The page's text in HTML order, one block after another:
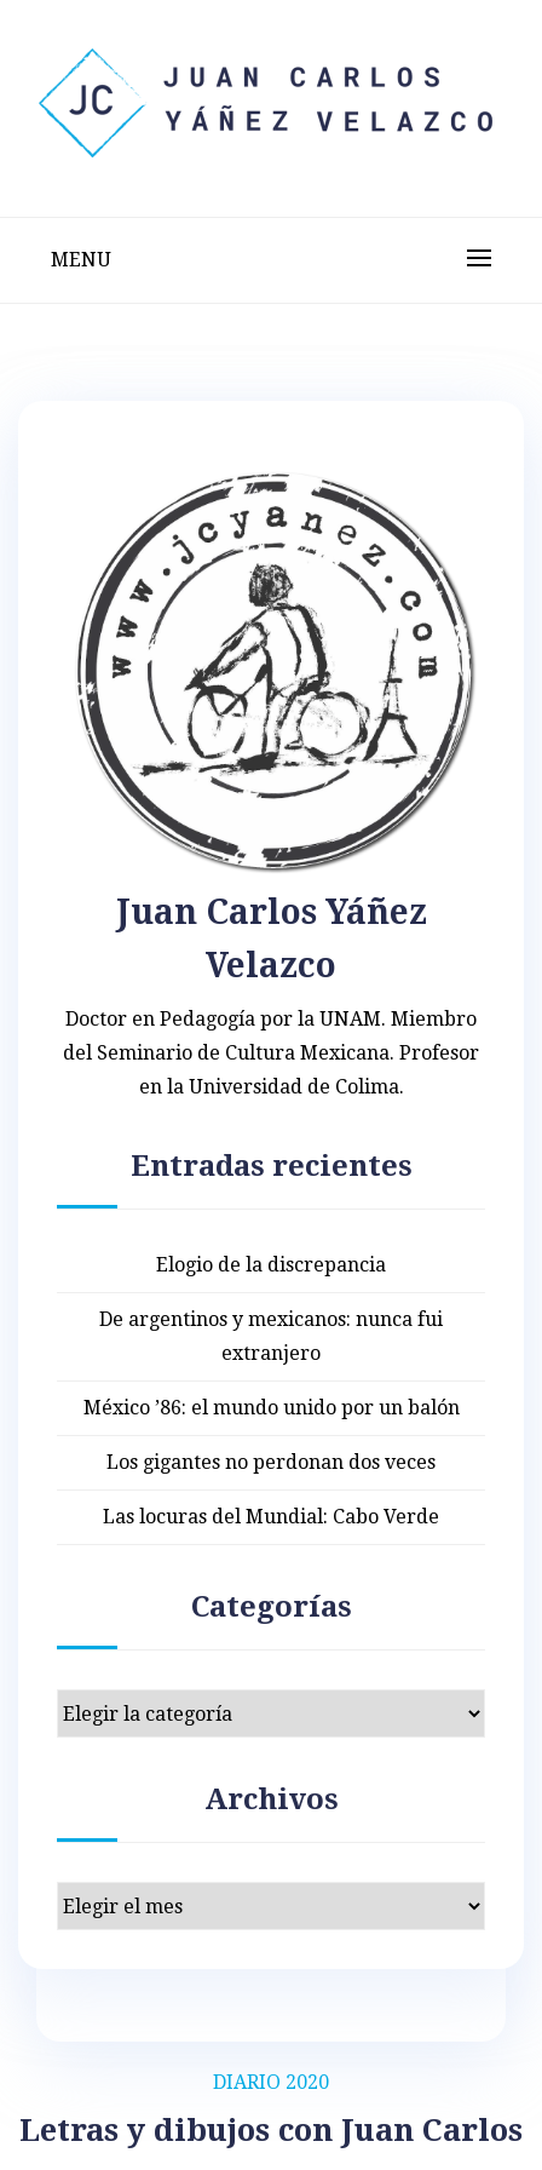
content
MENU
DIARIO 2020
Letras y dibujos con Juan Carlos
Juan Carlos Yáñez
Velazco
Doctor en Pedagogía por la UNAM. Miembro
del Seminario de Cultura Mexicana. Profesor
en la Universidad de Colima.
Entradas recientes
Elogio de la discrepancia
De argentinos y mexicanos: nunca fui
extranjero
México ’86: el mundo unido por un balón
Los gigantes no perdonan dos veces
Las locuras del Mundial: Cabo Verde
Categorías
Categorías
Archivos
Archivos